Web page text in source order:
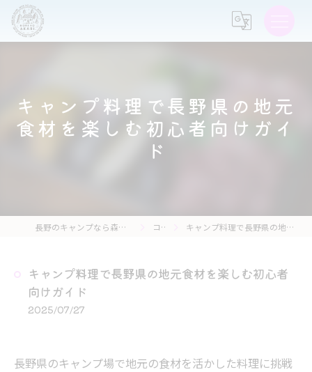
キャンプ料理で長野県の地元
食材を楽しむ初心者向けガイ
ド
長野のキャンプなら森の灯キャンプ場・茶亭 森の灯 コラム キャンプ料理で長野県の地元食材を楽しむ初心者向けガイド
キャンプ料理で長野県の地元食材を楽しむ初心者
向けガイド
2025/07/27
長野県のキャンプ場で地元の食材を活かした料理に挑戦